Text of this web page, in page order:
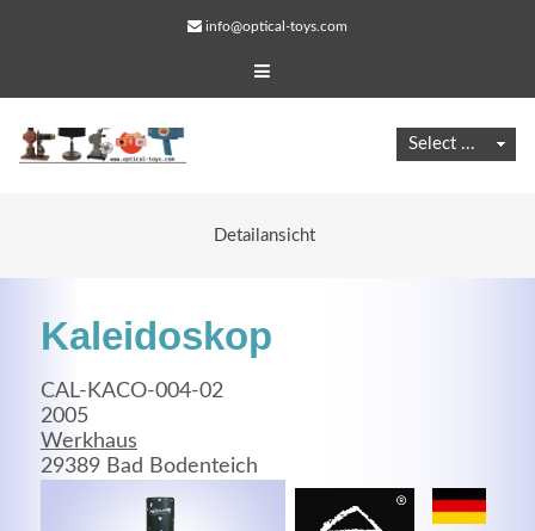
info@optical-toys.com
Detailansicht
Kaleidoskop
CAL-KACO-004-02
2005
Werkhaus
29389 Bad Bodenteich
Lorem ipsum dolor sit amet, consectetuer adipiscing
elit. Aenean commodo ligula eget dolor.